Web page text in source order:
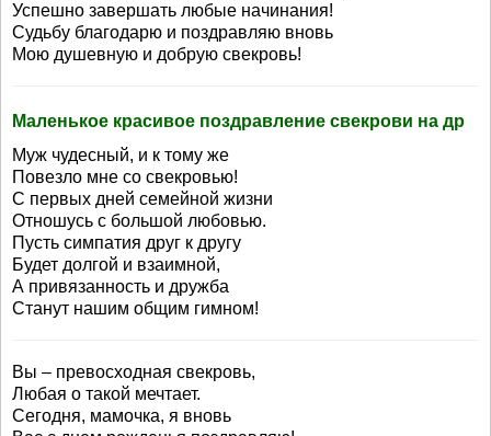
Успешно завершать любые начинания!
Судьбу благодарю и поздравляю вновь
Мою душевную и добрую свекровь!
Маленькое красивое поздравление свекрови на др
Муж чудесный, и к тому же
Повезло мне со свекровью!
С первых дней семейной жизни
Отношусь с большой любовью.
Пусть симпатия друг к другу
Будет долгой и взаимной,
А привязанность и дружба
Станут нашим общим гимном!
Вы – превосходная свекровь,
Любая о такой мечтает.
Сегодня, мамочка, я вновь